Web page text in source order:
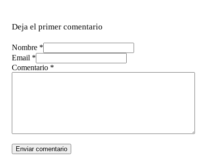
Deja el primer comentario
Nombre *
Email *
Comentario *